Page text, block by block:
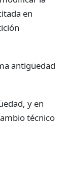
en
antigüedad
y en
técnico